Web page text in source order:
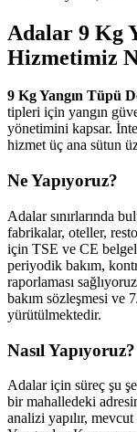
Adalar 9 Kg
Hizmetimiz
9 Kg Yangın Tüpü
tipleri için yangın
yönetimini kapsar.
hizmet üç ana sütun
Ne Yapıyoruz?
Adalar sınırlarında
fabrikalar, oteller,
için TSE ve CE
periyodik bakım,
raporlaması
bakım sözleşmesi ve
yürütülmektedir.
Nasıl Yapıyoruz?
Adalar için süreç şu
bir mahalledeki
analizi yapılır,